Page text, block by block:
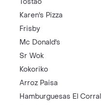
Karen's Pizza
Frisby
Mc Donald's
Sr Wok
Kokoriko
Arroz Paisa
Hamburguesas El Corral